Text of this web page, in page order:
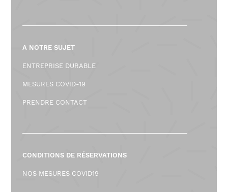
A NOTRE SUJET
ENTREPRISE DURABLE
MESURES COVID-19
PRENDRE CONTACT
CONDITIONS DE RÉSERVATIONS
NOS MESURES COVID19